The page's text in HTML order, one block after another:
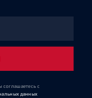
соглашаетесь с
данных